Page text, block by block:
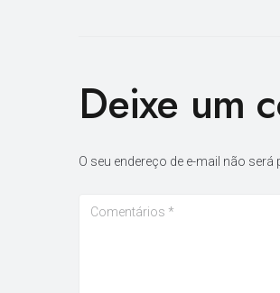
Deixe um
O seu endereço de e-mail não será